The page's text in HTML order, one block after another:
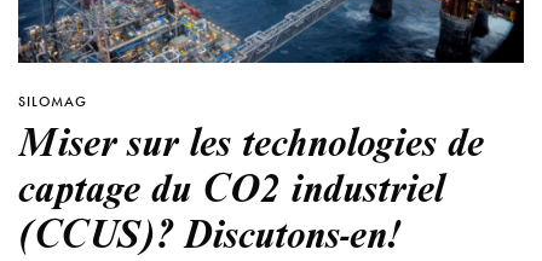
SILOMAG
Miser sur les technologies de
captage du CO2 industriel
(CCUS)? Discutons-en!